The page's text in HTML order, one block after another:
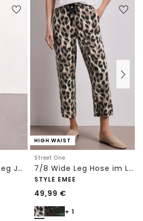
High Waist Barrel Leg Jeans im Loose Fit
HIGH WAIST
Street One
7/8 Wide Leg Hose im Loose Fit mit Print
STYLE EMEE
49,99 €
+ 1